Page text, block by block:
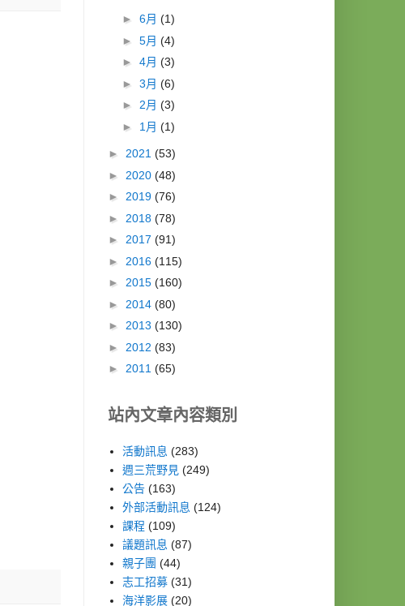
► 6月 (1)
► 5月 (4)
► 4月 (3)
► 3月 (6)
► 2月 (3)
► 1月 (1)
► 2021 (53)
► 2020 (48)
► 2019 (76)
► 2018 (78)
► 2017 (91)
► 2016 (115)
► 2015 (160)
► 2014 (80)
► 2013 (130)
► 2012 (83)
► 2011 (65)
站內文章內容類別
活動訊息 (283)
週三荒野見 (249)
公告 (163)
外部活動訊息 (124)
課程 (109)
議題訊息 (87)
親子團 (44)
志工招募 (31)
海洋影展 (20)